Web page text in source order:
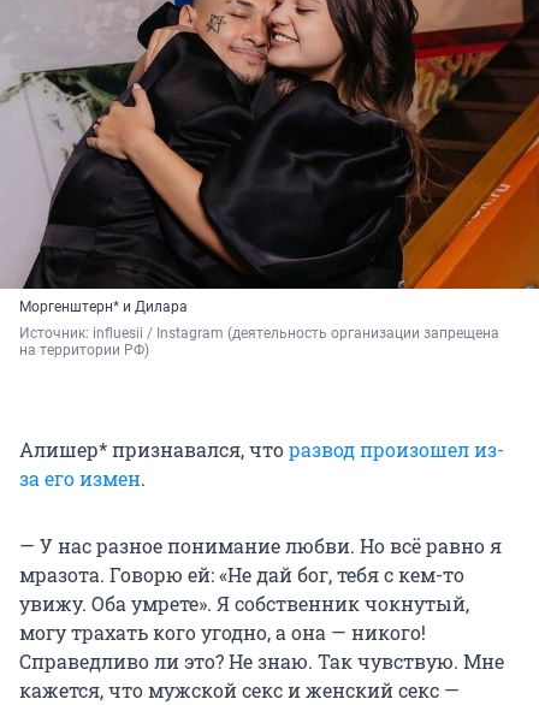
Моргенштерн* и Дилара
Источник: influesii / Instagram (деятельность организации запрещена
на территории РФ)
Алишер* признавался, чторазвод произошел из-
за его измен.
— У нас разное понимание любви. Но всё равно я
мразота. Говорю ей: «Не дай бог, тебя с кем-то
увижу. Оба умрете». Я собственник чокнутый,
могу трахать кого угодно, а она — никого!
Справедливо ли это? Не знаю. Так чувствую. Мне
кажется, что мужской секс и женский секс —